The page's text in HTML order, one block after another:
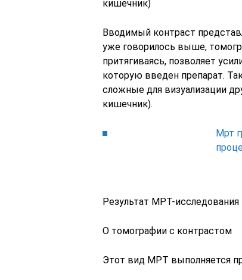
кишечник)
Вводимый контраст
уже говорилось выше,
притягиваясь, позволяет
которую введен препарат.
сложные для визуализации
кишечник).
Мрт
Результат МРТ-исследования
О томографии с контрастом
Этот вид МРТ выполняется